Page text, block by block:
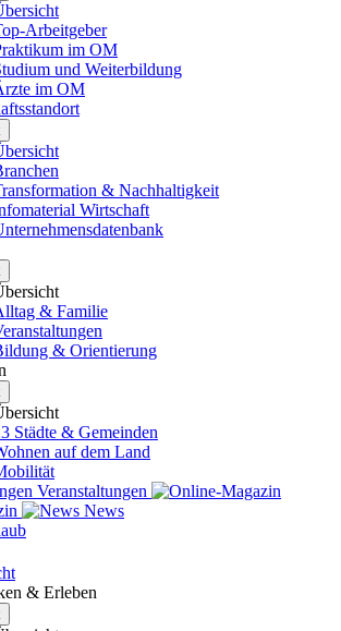
Arbeitgeber
im OM
und Weiterbildung
im OM
& Nachhaltigkeit
Wirtschaft
& Familie
& Orientierung
Städte & Gemeinden
auf dem Land
Veranstaltungen
News
& Erleben